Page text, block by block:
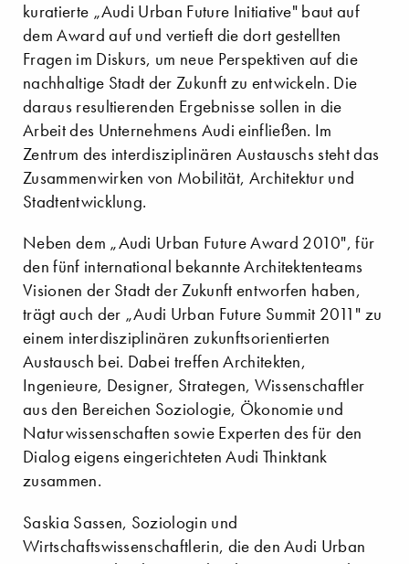
kuratierte „Audi Urban Future Initiative" baut auf
dem Award auf und vertieft die dort gestellten
Fragen im Diskurs, um neue Perspektiven auf die
nachhaltige Stadt der Zukunft zu entwickeln. Die
daraus resultierenden Ergebnisse sollen in die
Arbeit des Unternehmens Audi einfließen. Im
Zentrum des interdisziplinären Austauschs steht das
Zusammenwirken von Mobilität, Architektur und
Stadtentwicklung.
Neben dem „Audi Urban Future Award 2010", für
den fünf international bekannte Architektenteams
Visionen der Stadt der Zukunft entworfen haben,
trägt auch der „Audi Urban Future Summit 2011" zu
einem interdisziplinären zukunftsorientierten
Austausch bei. Dabei treffen Architekten,
Ingenieure, Designer, Strategen, Wissenschaftler
aus den Bereichen Soziologie, Ökonomie und
Naturwissenschaften sowie Experten des für den
Dialog eigens eingerichteten Audi Thinktank
zusammen.
Saskia Sassen, Soziologin und
Wirtschaftswissenschaftlerin, die den Audi Urban